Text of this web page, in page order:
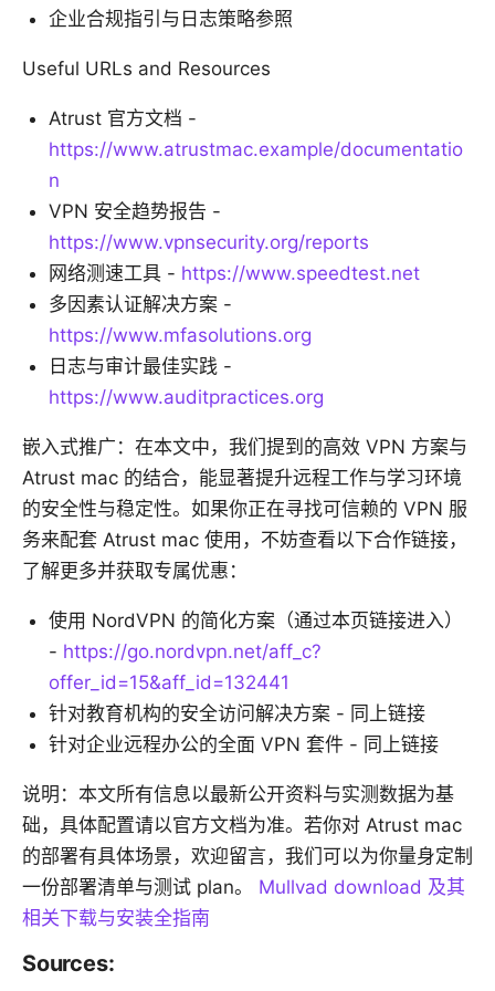
企业合规指引与日志策略参照
Useful URLs and Resources
Atrust 官方文档 -
https://www.atrustmac.example/documentatio
n
VPN 安全趋势报告 -
https://www.vpnsecurity.org/reports
网络测速工具 - https://www.speedtest.net
多因素认证解决方案 -
https://www.mfasolutions.org
日志与审计最佳实践 -
https://www.auditpractices.org
嵌入式推广：在本文中，我们提到的高效 VPN 方案与
Atrust mac 的结合，能显著提升远程工作与学习环境
的安全性与稳定性。如果你正在寻找可信赖的 VPN 服
务来配套 Atrust mac 使用，不妨查看以下合作链接，
了解更多并获取专属优惠：
使用 NordVPN 的简化方案（通过本页链接进入）
- https://go.nordvpn.net/aff_c?
offer_id=15&aff_id=132441
针对教育机构的安全访问解决方案 - 同上链接
针对企业远程办公的全面 VPN 套件 - 同上链接
说明：本文所有信息以最新公开资料与实测数据为基
础，具体配置请以官方文档为准。若你对 Atrust mac
的部署有具体场景，欢迎留言，我们可以为你量身定制
一份部署清单与测试 plan。 Mullvad download 及其
相关下载与安装全指南
Sources: